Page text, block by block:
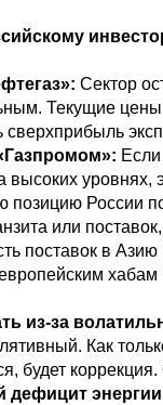
Сектор
Текущие цены
сверхприбыль
высоких уровнях,
позицию России
или
поставок в Азию
из-за
Как
будет
дефицит